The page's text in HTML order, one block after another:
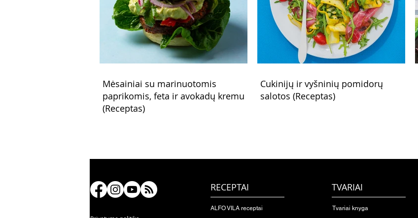
Mėsainiai su marinuotomis
paprikomis, feta ir avokadų kremu
(Receptas)
Cukinijų ir vyšninių pomidorų
salotos (Receptas)
RECEPTAI
ALFO VILA receptai
TVARIAI
Tvariai knyga